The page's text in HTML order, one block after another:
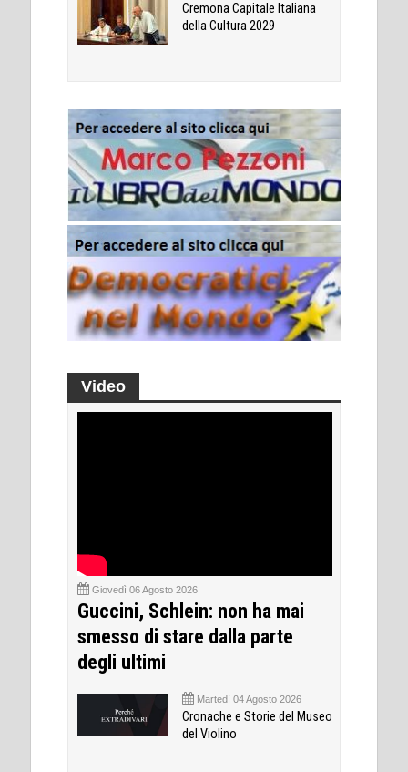
Cremona Capitale Italiana
della Cultura 2029
Video
Giovedì 06 Agosto 2026
Guccini, Schlein: non ha mai
smesso di stare dalla parte
degli ultimi
Martedì 04 Agosto 2026
Cronache e Storie del Museo
del Violino